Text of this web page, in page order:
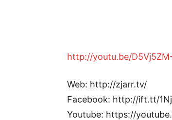
http://youtu.be/
Web: http://zjarr.tv/
Facebook: http://ift.tt/
Youtube: https://